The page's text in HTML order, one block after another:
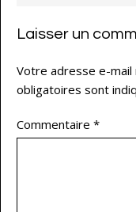
Laisser un
Votre adresse e-mail
obligatoires sont
Commentaire *